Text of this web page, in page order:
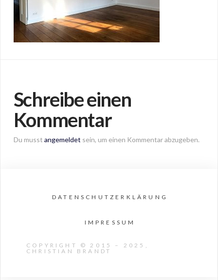
Schreibe einen
Kommentar
Du musst angemeldet sein, um einen Kommentar abzugeben.
DATENSCHUTZERKLÄRUNG
IMPRESSUM
COPYRIGHT © 2015 – 2025,
CHRISTIAN BRANDT